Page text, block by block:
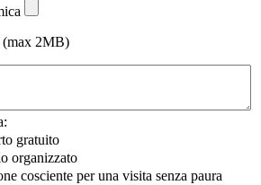
(max 2MB)
gratuito
organizzato
cosciente per una visita senza paura